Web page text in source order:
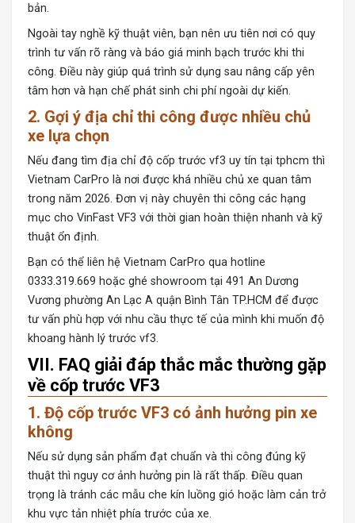
bản.
Ngoài tay nghề kỹ thuật viên, bạn nên ưu tiên nơi có quy
trình tư vấn rõ ràng và báo giá minh bạch trước khi thi
công. Điều này giúp quá trình sử dụng sau nâng cấp yên
tâm hơn và hạn chế phát sinh chi phí ngoài dự kiến.
2. Gợi ý địa chỉ thi công được nhiều chủ
xe lựa chọn
Nếu đang tìm địa chỉ độ cốp trước vf3 uy tín tại tphcm thì
Vietnam CarPro là nơi được khá nhiều chủ xe quan tâm
trong năm 2026. Đơn vị này chuyên thi công các hạng
mục cho VinFast VF3 với thời gian hoàn thiện nhanh và kỹ
thuật ổn định.
Bạn có thể liên hệ Vietnam CarPro qua hotline
0333.319.669 hoặc ghé showroom tại 491 An Dương
Vương phường An Lạc A quận Bình Tân TP.HCM để được
tư vấn phù hợp với nhu cầu thực tế của mình khi muốn độ
khoang hành lý trước vf3.
VII. FAQ giải đáp thắc mắc thường gặp
về cốp trước VF3
1. Độ cốp trước VF3 có ảnh hưởng pin xe
không
Nếu sử dụng sản phẩm đạt chuẩn và thi công đúng kỹ
thuật thì nguy cơ ảnh hưởng pin là rất thấp. Điều quan
trọng là tránh các mẫu che kín luồng gió hoặc làm cản trở
khu vực tản nhiệt phía trước của xe.